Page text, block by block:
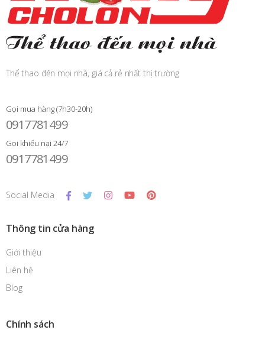
Thể thao đến mọi nhà, giá cả rẻ nhất thị trường
Gọi mua hàng (7h30-20h)
0917781499
Gọi khiếu nại 24/7
0917781499
Social Media
Thông tin cửa hàng
Giới thiệu
Liên hệ
Blog
Chính sách